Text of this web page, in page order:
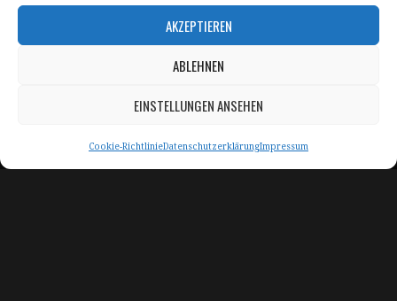
AKZEPTIEREN
ABLEHNEN
EINSTELLUNGEN ANSEHEN
Cookie-RichtlinieDatenschutzerklärungImpressum
Drum Scan Service